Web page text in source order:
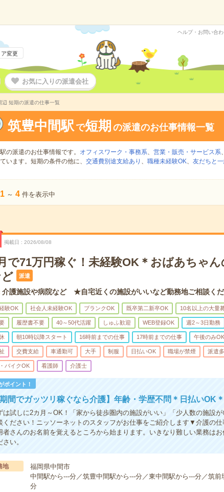
ア変更
ヘルプ・お問い合わ
お気に入りの派遣会社
辺 短期の派遣の仕事一覧
筑豊中間駅 で短期 の派遣のお仕事情報一覧
の派遣のお仕事情報です。 オフィスワーク・事務系、 営業・販売・サービス系、
います。短期の条件の他に、 交通費別途支給あり 、 職種未経験OK、 友だちと
1 ～ 4 件を表示中
掲載日 2026/08/08
で71万円稼ぐ！未経験OK＊おばあちゃん
派遣
介護施設や病院など ★自宅近くの施設がいいなど勤務地ご相談く
験OK 社会人未経験OK ブランクOK 既卒第二新卒OK 10名以上の大量
履歴書不要 40～50代活躍 しゅふ歓迎 WEB登録OK 週2～3日勤務
朝10時以降スタート 16時前までの仕事 17時前までの仕事 午後のみOK
交費支給 車通勤可 大手 制服 日払いOK 職場が禁煙 派遣多
バイクOK 看護師 介護士
ポイント！
期間でガッツリ稼ぐなら介護】年齢・学歴不問＊日払いOK
試しに2カ月～OK！「家から徒歩圏内の施設がいい」「少人数の施設
ください！ニッソーネットのスタッフがお仕事をご紹介します▼介護の仕
者さんのお名前を覚えるところから始まります。いきなり難しい業務は
い。
地
福岡県中間市
中間駅から---分／筑豊中間駅から---分／東中間駅から---分／筑
分